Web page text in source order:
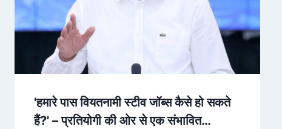
'हमारे पास वियतनामी स्टीव जॉब्स कैसे हो सकते
हैं?' – प्रतियोगी की ओर से एक संभावित